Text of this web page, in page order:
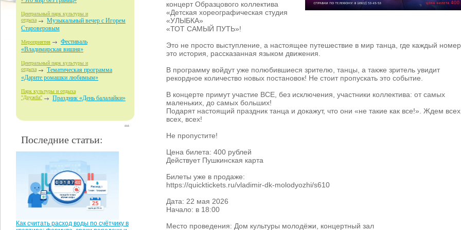
Центральный парк культуры и
отдыха
Музыкальный вечер с Игорем
Староверовым
Мероприятия
Фестиваль
«Владимирская вишня»
Центральный парк культуры и
отдыха
Тематическая программа
«Дарите ромашки любимым»
Парк культуры и отдыха
"Дружба" Праздник «День балалайки»
Последние статьи:
Как считать расход воды по счётчику в
концерт Образцового коллектива
«Детская хореографическая студия
«УЛЫБКА»
«ТОТ САМЫЙ ПУТЬ»!
Это не просто выступление, а настоящее путешествие в мир танца, где каждый
это история, рассказанная языком движения.
В программу войдут уже полюбившиеся зрителю, танцы, а также зритель увидит
рекордное количество новых постановок! Не стоит пропускать это событие.
В концерте примут участие ВСЕ, без исключения, участники коллектива: от самых
маленьких, до самых больших!
Подарят настоящий праздник танца и докажут, что они «не такие как все!». Ждем всех,
всех, всех!
Не пропустите!
Цена билета: 400 рублей
Действует Пушкинская карта
Билеты уже в продаже:
https://quicktickets.ru/vladimir-dk-molodyozhi/s610
Дата: 22 мая 2026
Начало: в 18:00
Место проведения: Дом культуры молодёжи, концертный зал